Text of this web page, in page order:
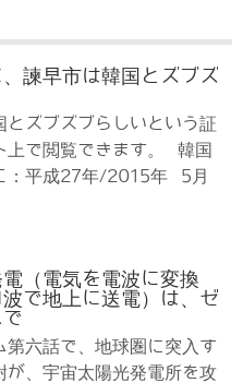
諫早市は韓国とズブズ
とズブズブらしいという証
上で閲覧できます。 韓国
：平成27年/2015年 5月
（電気を電波に変換
で地上に送電）は、ゼ
第六話で、地球圏に突入す
が、宇宙太陽光発電所を攻